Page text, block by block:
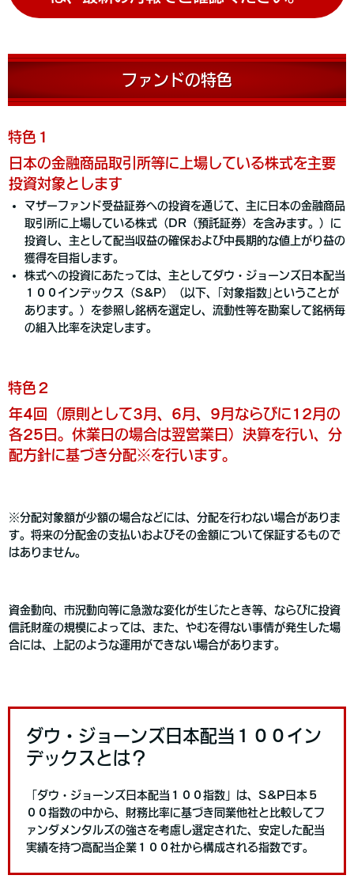
ファンドの特色
特色１
日本の金融商品取引所等に上場している株式を主要
投資対象とします
マザーファンド受益証券への投資を通じて、主に日本の金融商品
取引所に上場している株式（DR（預託証券）を含みます。）に
投資し、主として配当収益の確保および中長期的な値上がり益の
獲得を目指します。
株式への投資にあたっては、主としてダウ・ジョーンズ日本配当
１００インデックス（S&P）（以下、｢対象指数｣ということが
あります。）を参照し銘柄を選定し、流動性等を勘案して銘柄毎
の組入比率を決定します。
特色２
年4回（原則として3月、6月、9月ならびに12月の
各25日。休業日の場合は翌営業日）決算を行い、分
配方針に基づき分配※を行います。
※分配対象額が少額の場合などには、分配を行わない場合がありま
す。将来の分配金の支払いおよびその金額について保証するもので
はありません。
資金動向、市況動向等に急激な変化が生じたとき等、ならびに投資
信託財産の規模によっては、また、やむを得ない事情が発生した場
合には、上記のような運用ができない場合があります。
ダウ・ジョーンズ日本配当１００イン
デックスとは？
「ダウ・ジョーンズ日本配当１００指数」は、S&P日本５
００指数の中から、財務比率に基づき同業他社と比較してフ
ァンダメンタルズの強さを考慮し選定された、安定した配当
実績を持つ高配当企業１００社から構成される指数です。